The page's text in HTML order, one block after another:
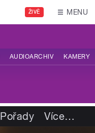
ŽIVĚ MENU
AUDIOARCHIV KAMERY
Pořady Více…